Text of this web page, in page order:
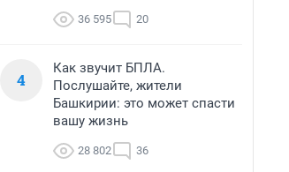
36 595 20
4
Как звучит БПЛА.
Послушайте, жители
Башкирии: это может спасти
вашу жизнь
28 802 36